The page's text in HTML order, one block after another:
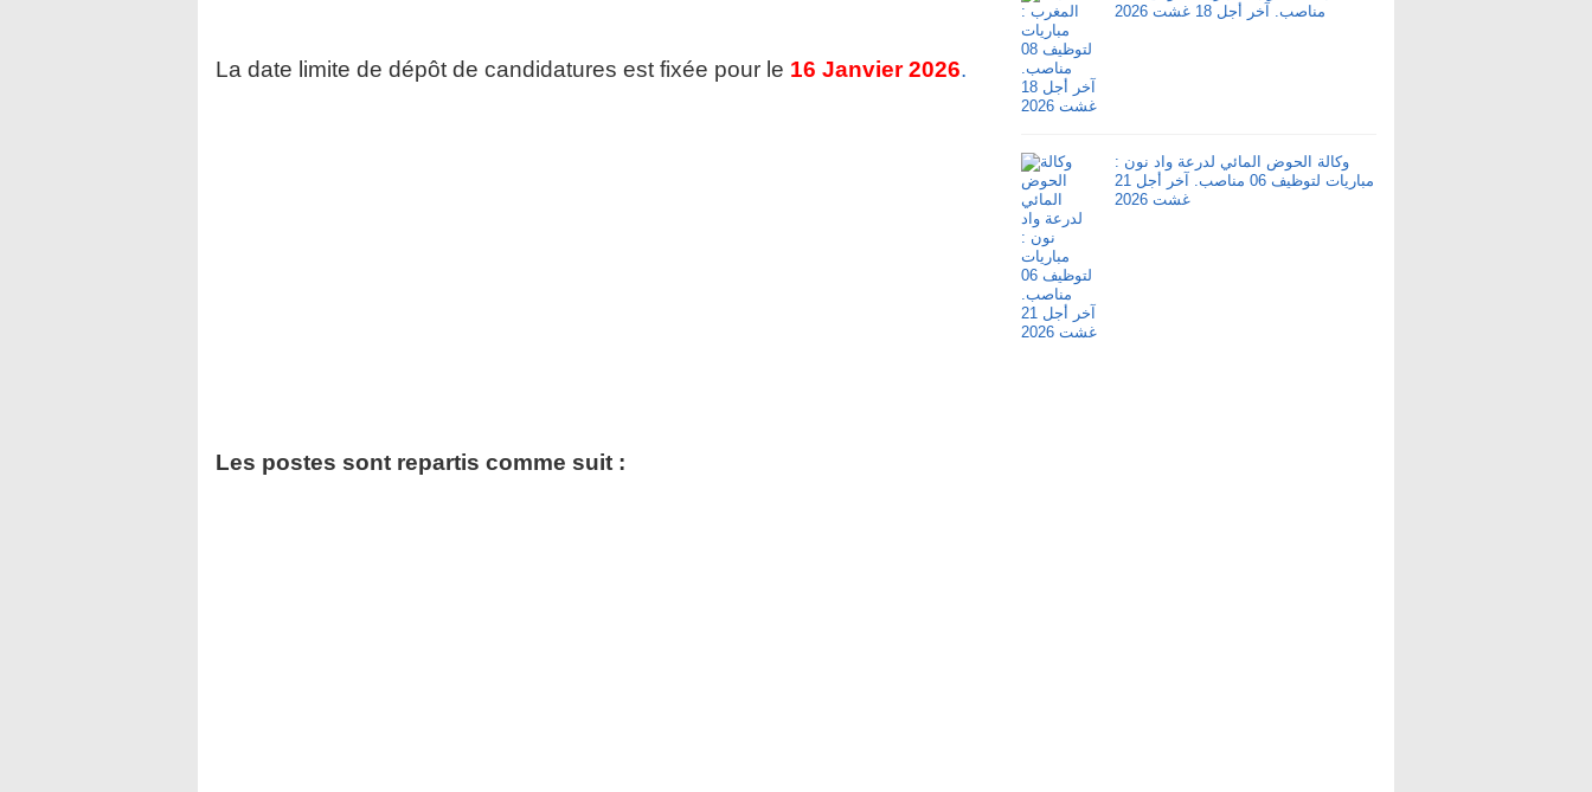
La date limite de dépôt de candidatures est fixée pour le 16 Janvier 2026.
Les postes sont repartis comme suit :
مناصب. آخر أجل 18 غشت 2026
وكالة الحوض المائي لدرعة واد نون :
مباريات لتوظيف 06 مناصب. آخر أجل 21
غشت 2026